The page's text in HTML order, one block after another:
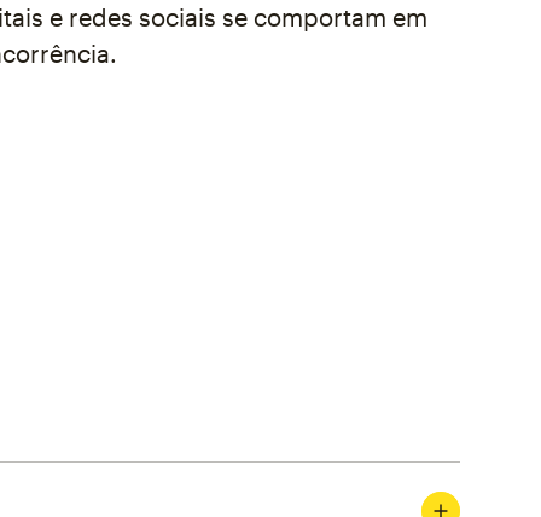
e redes sociais se comportam em